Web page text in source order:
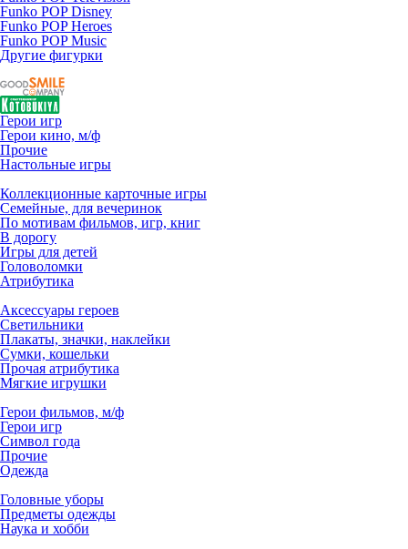
Funko POP Disney
Funko POP Heroes
Funko POP Music
Другие фигурки
Герои игр
Герои кино, м/ф
Прочие
Настольные игры
Коллекционные карточные игры
Семейные, для вечеринок
По мотивам фильмов, игр, книг
В дорогу
Игры для детей
Головоломки
Атрибутика
Аксессуары героев
Светильники
Плакаты, значки, наклейки
Сумки, кошельки
Прочая атрибутика
Мягкие игрушки
Герои фильмов, м/ф
Герои игр
Символ года
Прочие
Одежда
Головные уборы
Предметы одежды
Наука и хобби